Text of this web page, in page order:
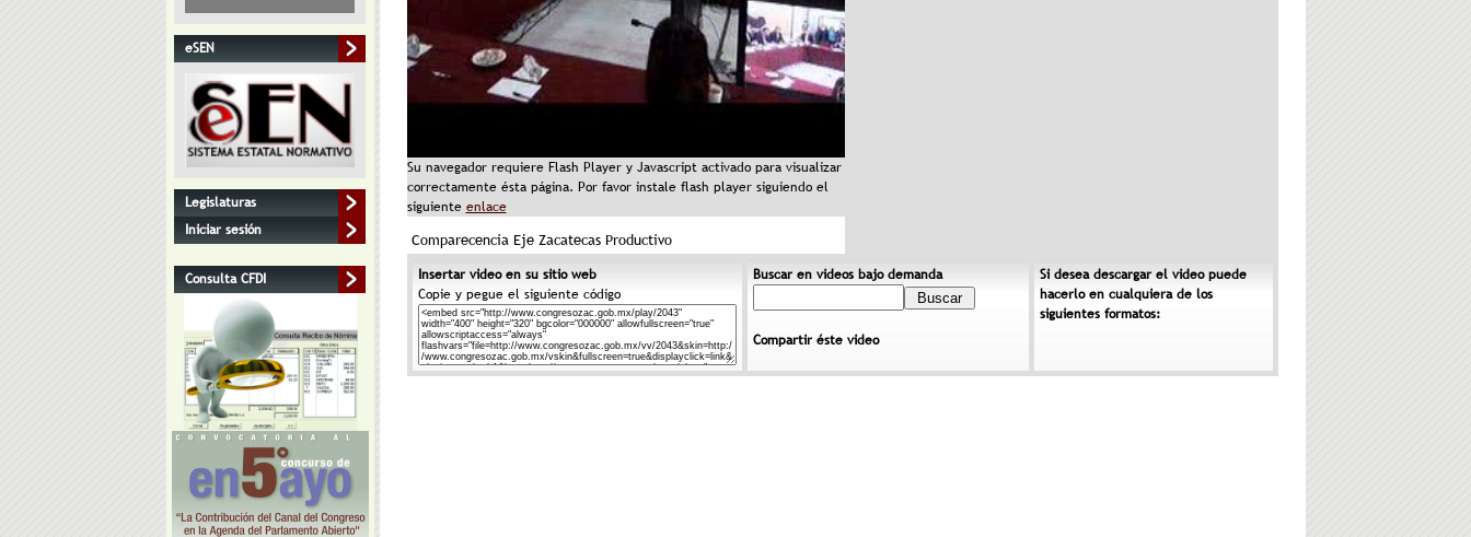
eSEN
Legislaturas
Iniciar sesión
Consulta CFDI
Su navegador requiere Flash Player y Javascript activado para visualizar
correctamente ésta página. Por favor instale flash player siguiendo el
siguiente enlace
Comparecencia Eje Zacatecas Productivo
Insertar video en su sitio web
Copie y pegue el siguiente código
Buscar en videos bajo demanda
Compartir éste video
Si desea descargar el video puede
hacerlo en cualquiera de los
siguientes formatos: